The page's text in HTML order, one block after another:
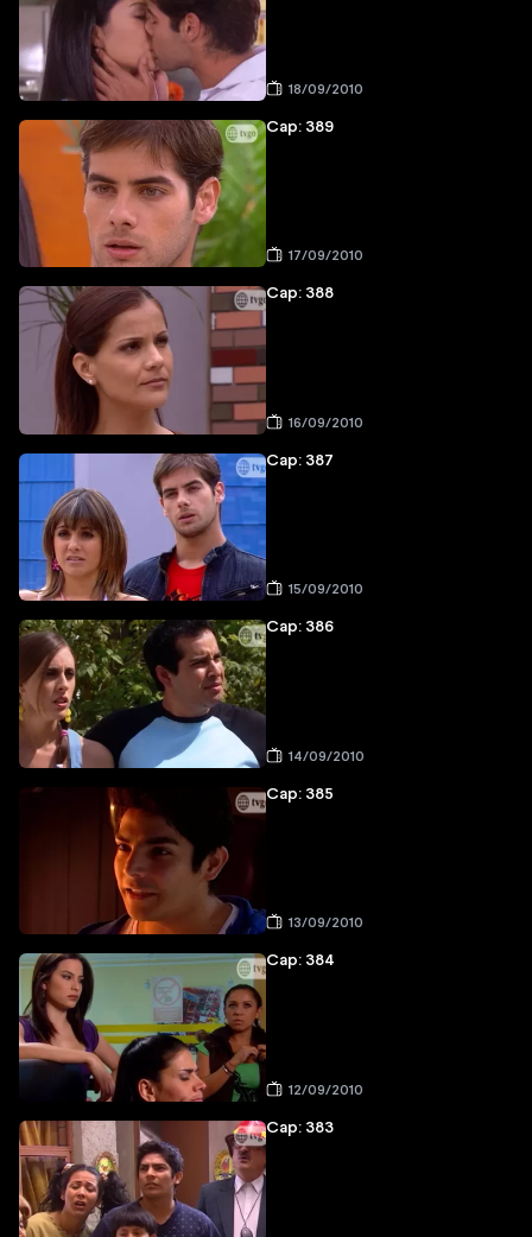
18/09/2010
Cap: 389
17/09/2010
Cap: 388
16/09/2010
Cap: 387
15/09/2010
Cap: 386
14/09/2010
Cap: 385
13/09/2010
Cap: 384
12/09/2010
Cap: 383